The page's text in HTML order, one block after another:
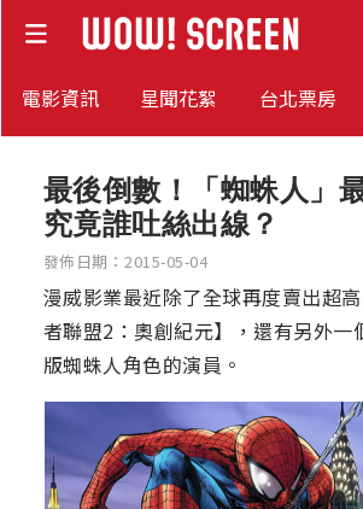
電影資訊 星聞花絮 台北票房
最後倒數！「蜘蛛人」
究竟誰吐絲出線？
發佈日期：2015-05-04
漫威影業最近除了全球再度賣出超
者聯盟2：奧創紀元】，還有另外一
版蜘蛛人角色的演員。